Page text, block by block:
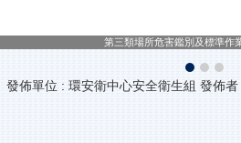
第三類場所危害鑑別及標準作
發佈單位 : 環安衛中心安全衛生組 發佈者